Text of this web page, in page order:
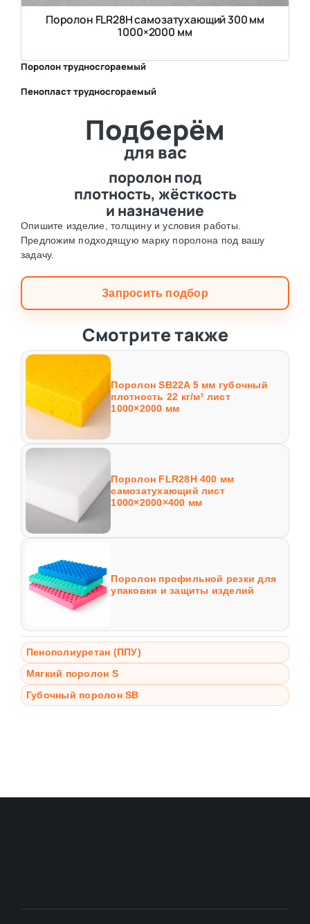
Поролон FLR28H самозатухающий 300 мм
1000×2000 мм
Поролон трудносгораемый
Пенопласт трудносгораемый
Подберём
для вас
поролон под
плотность, жёсткость
и назначение
Опишите изделие, толщину и условия работы.
Предложим подходящую марку поролона под вашу
задачу.
Запросить подбор
Смотрите также
Поролон SB22A 5 мм губочный
плотность 22 кг/м³ лист
1000×2000 мм
Поролон FLR28H 400 мм
самозатухающий лист
1000×2000×400 мм
Поролон профильной резки для
упаковки и защиты изделий
Пенополиуретан (ППУ)
Мягкий поролон S
Губочный поролон SB